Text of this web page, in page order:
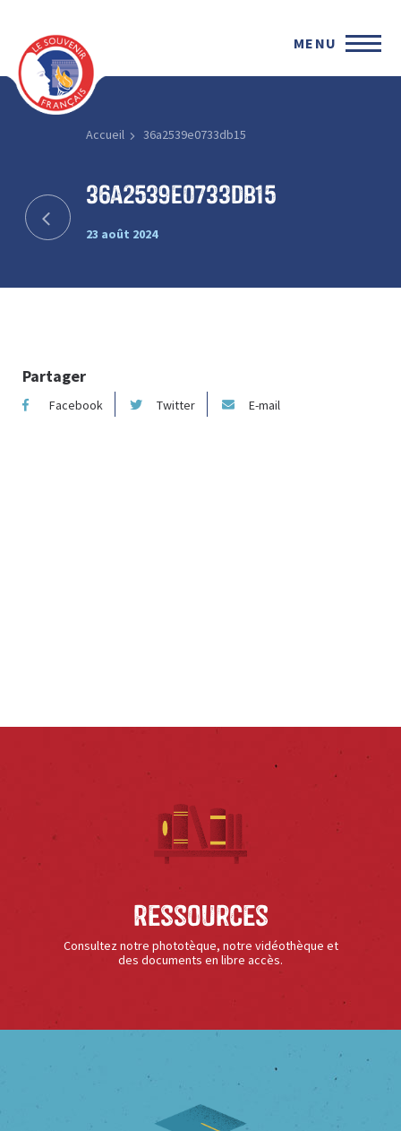
MENU
Accueil 36a2539e0733db15
36a2539e0733db15
23 août 2024
Partager
Facebook Twitter E-mail
Ressources
Consultez notre phototèque, notre vidéothèque et
des documents en libre accès.